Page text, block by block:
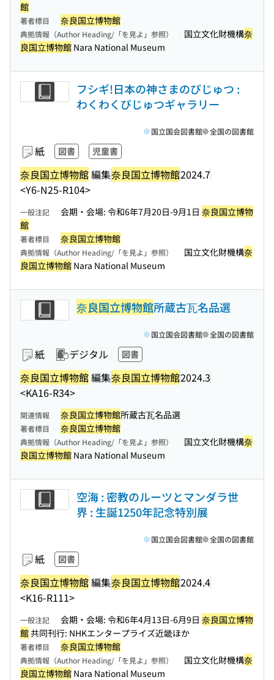
館
著者標目 奈良国立博物館
典拠情報（Author Heading/「を見よ」参照） 国立文化財機構奈
良国立博物館 Nara National Museum
フシギ!日本の神さまのびじゅつ :
わくわくびじゅつギャラリー
紙 図書 児童書
奈良国立博物館編集奈良国立博物館2024.7
<Y6-N25-R104>
国立国会図書館 全国の図書館
一般注記 会期・会場: 令和6年7月20日-9月1日 奈良国立博物
館
著者標目 奈良国立博物館
典拠情報（Author Heading/「を見よ」参照） 国立文化財機構奈
良国立博物館 Nara National Museum
奈良国立博物館所蔵古瓦名品選
紙 デジタル 図書
奈良国立博物館編集奈良国立博物館2024.3
<KA16-R34>
国立国会図書館 全国の図書館
関連情報 奈良国立博物館所蔵古瓦名品選
著者標目 奈良国立博物館
典拠情報（Author Heading/「を見よ」参照） 国立文化財機構奈
良国立博物館 Nara National Museum
空海 : 密教のルーツとマンダラ世
界 : 生誕1250年記念特別展
紙 図書
奈良国立博物館編集奈良国立博物館2024.4
<K16-R111>
国立国会図書館 全国の図書館
一般注記 会期・会場: 令和6年4月13日-6月9日 奈良国立博物
館共同刊行: NHKエンタープライズ近畿ほか
著者標目 奈良国立博物館
典拠情報（Author Heading/「を見よ」参照） 国立文化財機構奈
良国立博物館 Nara National Museum